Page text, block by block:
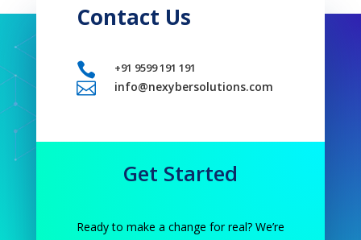
Contact Us
 +91 9599 191 191
 info@nexybersolutions.com
Get Started
Ready to make a change for real? We’re